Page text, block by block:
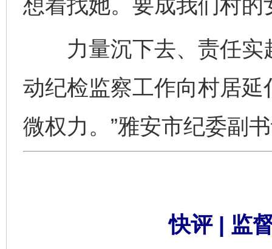
想着找她。要成我们村的
力量沉下去、责任实
动纪检监察工作向村居
微权力。”雅安市纪委副
快评 | 监